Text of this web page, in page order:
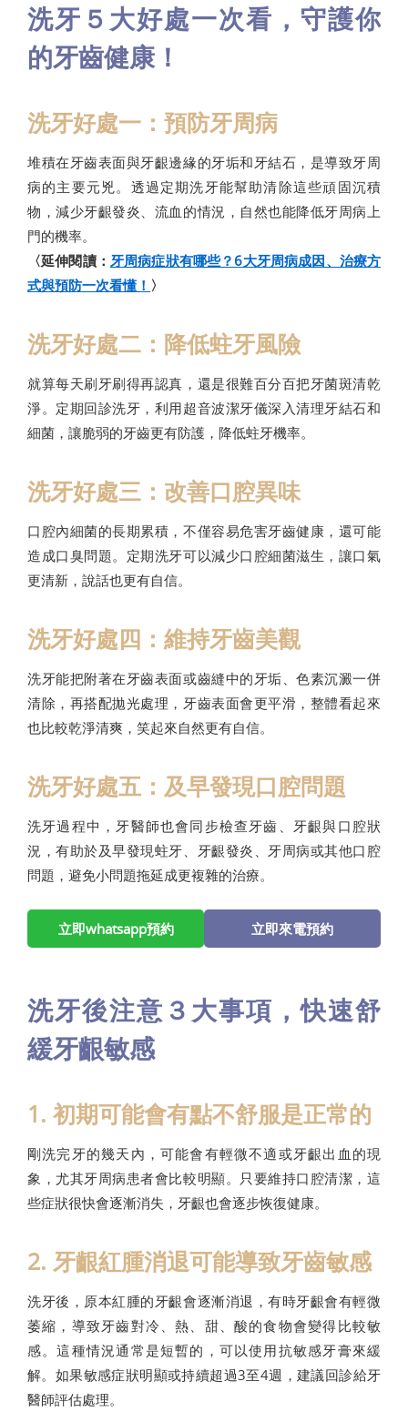
洗牙５大好處一次看，守護你
的牙齒健康！
洗牙好處一：預防牙周病
堆積在牙齒表面與牙齦邊緣的牙垢和牙結石，是導致牙周
病的主要元兇。透過定期洗牙能幫助清除這些頑固沉積
物，減少牙齦發炎、流血的情況，自然也能降低牙周病上
門的機率。
〈延伸閱讀： 牙周病症狀有哪些？6大牙周病成因、治療方
式與預防一次看懂！ 〉
洗牙好處二：降低蛀牙風險
就算每天刷牙刷得再認真，還是很難百分百把牙菌斑清乾
淨。定期回診洗牙，利用超音波潔牙儀深入清理牙結石和
細菌，讓脆弱的牙齒更有防護，降低蛀牙機率。
洗牙好處三：改善口腔異味
口腔內細菌的長期累積，不僅容易危害牙齒健康，還可能
造成口臭問題。定期洗牙可以減少口腔細菌滋生，讓口氣
更清新，說話也更有自信。
洗牙好處四：維持牙齒美觀
洗牙能把附著在牙齒表面或齒縫中的牙垢、色素沉澱一併
清除，再搭配拋光處理，牙齒表面會更平滑，整體看起來
也比較乾淨清爽，笑起來自然更有自信。
洗牙好處五：及早發現口腔問題
洗牙過程中，牙醫師也會同步檢查牙齒、牙齦與口腔狀
況，有助於及早發現蛀牙、牙齦發炎、牙周病或其他口腔
問題，避免小問題拖延成更複雜的治療。
立即whatsapp預約 立即來電預約
洗牙後注意３大事項，快速舒
緩牙齦敏感
1. 初期可能會有點不舒服是正常的
剛洗完牙的幾天內，可能會有輕微不適或牙齦出血的現
象，尤其牙周病患者會比較明顯。只要維持口腔清潔，這
些症狀很快會逐漸消失，牙齦也會逐步恢復健康。
2. 牙齦紅腫消退可能導致牙齒敏感
洗牙後，原本紅腫的牙齦會逐漸消退，有時牙齦會有輕微
萎縮，導致牙齒對冷、熱、甜、酸的食物會變得比較敏
感。這種情況通常是短暫的，可以使用抗敏感牙膏來緩
解。如果敏感症狀明顯或持續超過3至4週，建議回診給牙
醫師評估處理。